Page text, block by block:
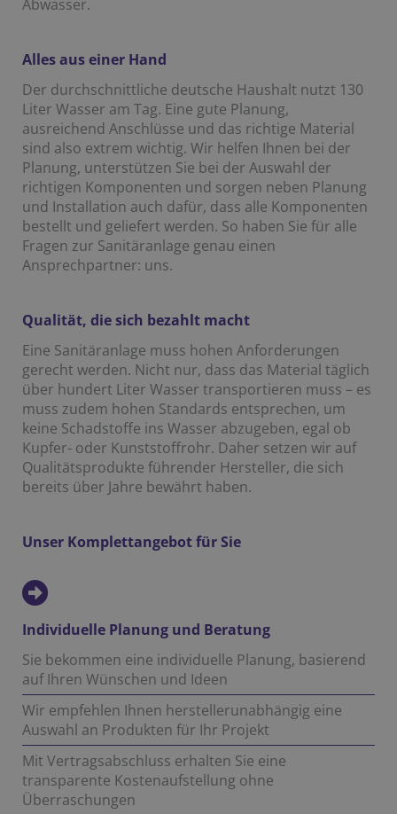
Abwasser.
Alles aus einer Hand
Der durchschnittliche deutsche Haushalt nutzt 130
Liter Wasser am Tag. Eine gute Planung,
ausreichend Anschlüsse und das richtige Material
sind also extrem wichtig. Wir helfen Ihnen bei der
Planung, unterstützen Sie bei der Auswahl der
richtigen Komponenten und sorgen neben Planung
und Installation auch dafür, dass alle Komponenten
bestellt und geliefert werden. So haben Sie für alle
Fragen zur Sanitäranlage genau einen
Ansprechpartner: uns.
Qualität, die sich bezahlt macht
Eine Sanitäranlage muss hohen Anforderungen
gerecht werden. Nicht nur, dass das Material täglich
über hundert Liter Wasser transportieren muss – es
muss zudem hohen Standards entsprechen, um
keine Schadstoffe ins Wasser abzugeben, egal ob
Kupfer- oder Kunststoffrohr. Daher setzen wir auf
Qualitätsprodukte führender Hersteller, die sich
bereits über Jahre bewährt haben.
Unser Komplettangebot für Sie
Individuelle Planung und Beratung
Sie bekommen eine individuelle Planung, basierend
auf Ihren Wünschen und Ideen
Wir empfehlen Ihnen herstellerunabhängig eine
Auswahl an Produkten für Ihr Projekt
Mit Vertragsabschluss erhalten Sie eine
transparente Kostenaufstellung ohne
Überraschungen